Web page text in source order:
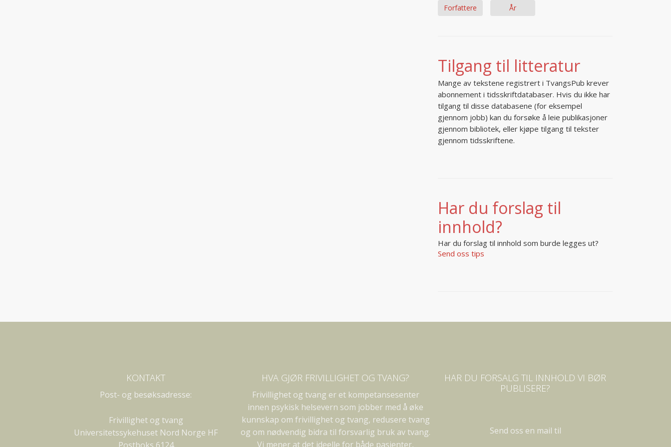
Forfattere År
Tilgang til litteratur
Mange av tekstene registrert i TvangsPub krever
abonnement i tidsskriftdatabaser. Hvis du ikke har
tilgang til disse databasene (for eksempel
gjennom jobb) kan du forsøke å leie publikasjoner
gjennom bibliotek, eller kjøpe tilgang til tekster
gjennom tidsskriftene.
Har du forslag til
innhold?
Har du forslag til innhold som burde legges ut?
Send oss tips
KONTAKT
Post- og besøksadresse:
Frivillighet og tvang
Universitetssykehuset Nord Norge HF
Postboks 6124
HVA GJØR FRIVILLIGHET OG TVANG?
Frivillighet og tvang er et kompetansesenter
innen psykisk helsevern som jobber med å øke
kunnskap om frivillighet og tvang, redusere tvang
og om nødvendig bidra til forsvarlig bruk av tvang.
Vi mener at det ideelle for både pasienter,
HAR DU FORSALG TIL INNHOLD VI BØR
PUBLISERE?
Send oss en mail til